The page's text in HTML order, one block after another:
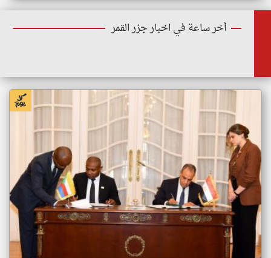
أخر ساعة في اخبار جزر القمر